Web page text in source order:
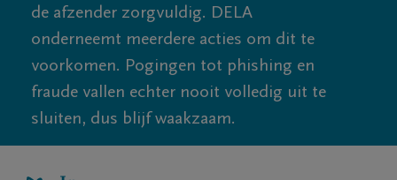
de afzender zorgvuldig. DELA
onderneemt meerdere acties om dit te
voorkomen. Pogingen tot phishing en
fraude vallen echter nooit volledig uit te
sluiten, dus blijf waakzaam.